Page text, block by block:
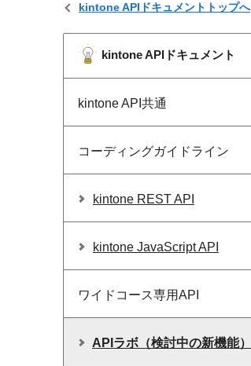
kintone APIドキュメントトップへ
kintone APIドキュメント
kintone API共通
コーディングガイドライン
kintone REST API
kintone JavaScript API
ワイドコース専用API
APIラボ​（検討中の​新機能）